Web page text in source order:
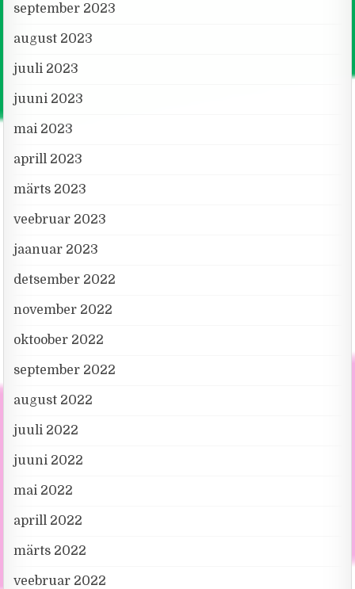
september 2023
august 2023
juuli 2023
juuni 2023
mai 2023
aprill 2023
märts 2023
veebruar 2023
jaanuar 2023
detsember 2022
november 2022
oktoober 2022
september 2022
august 2022
juuli 2022
juuni 2022
mai 2022
aprill 2022
märts 2022
veebruar 2022